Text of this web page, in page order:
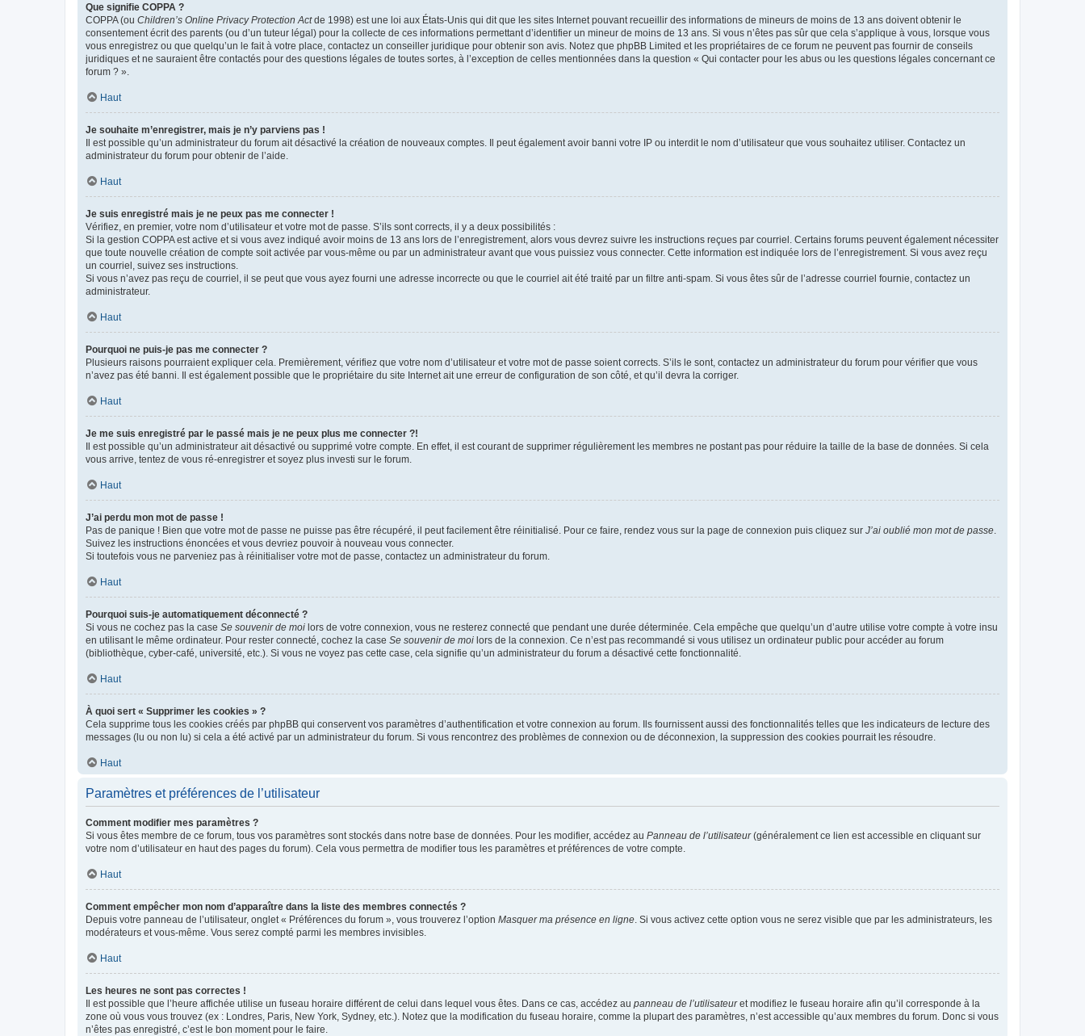
Que signifie COPPA ?
COPPA (ou Children’s Online Privacy Protection Actde 1998) est une loi aux États-Unis qui dit que les sites Internet pouvant recueillir des informations de mineurs de moins de 13 ans doivent obtenir le
consentement écrit des parents (ou d’un tuteur légal) pour la collecte de ces informations permettant d’identifier un mineur de moins de 13 ans. Si vous n’êtes pas sûr que cela s’applique à vous, lorsque vous
vous enregistrez ou que quelqu’un le fait à votre place, contactez un conseiller juridique pour obtenir son avis. Notez que phpBB Limited et les propriétaires de ce forum ne peuvent pas fournir de conseils
juridiques et ne sauraient être contactés pour des questions légales de toutes sortes, à l’exception de celles mentionnées dans la question « Qui contacter pour les abus ou les questions légales concernant ce
forum ? ».
Haut
Je souhaite m’enregistrer, mais je n’y parviens pas !
Il est possible qu’un administrateur du forum ait désactivé la création de nouveaux comptes. Il peut également avoir banni votre IP ou interdit le nom d’utilisateur que vous souhaitez utiliser. Contactez un
administrateur du forum pour obtenir de l’aide.
Haut
Je suis enregistré mais je ne peux pas me connecter !
Vérifiez, en premier, votre nom d’utilisateur et votre mot de passe. S’ils sont corrects, il y a deux possibilités :
Si la gestion COPPA est active et si vous avez indiqué avoir moins de 13 ans lors de l’enregistrement, alors vous devrez suivre les instructions reçues par courriel. Certains forums peuvent également nécessiter
que toute nouvelle création de compte soit activée par vous-même ou par un administrateur avant que vous puissiez vous connecter. Cette information est indiquée lors de l’enregistrement. Si vous avez reçu
un courriel, suivez ses instructions.
Si vous n’avez pas reçu de courriel, il se peut que vous ayez fourni une adresse incorrecte ou que le courriel ait été traité par un filtre anti-spam. Si vous êtes sûr de l’adresse courriel fournie, contactez un
administrateur.
Haut
Pourquoi ne puis-je pas me connecter ?
Plusieurs raisons pourraient expliquer cela. Premièrement, vérifiez que votre nom d’utilisateur et votre mot de passe soient corrects. S’ils le sont, contactez un administrateur du forum pour vérifier que vous
n’avez pas été banni. Il est également possible que le propriétaire du site Internet ait une erreur de configuration de son côté, et qu’il devra la corriger.
Haut
Je me suis enregistré par le passé mais je ne peux plus me connecter ?!
Il est possible qu’un administrateur ait désactivé ou supprimé votre compte. En effet, il est courant de supprimer régulièrement les membres ne postant pas pour réduire la taille de la base de données. Si cela
vous arrive, tentez de vous ré-enregistrer et soyez plus investi sur le forum.
Haut
J’ai perdu mon mot de passe !
Pas de panique ! Bien que votre mot de passe ne puisse pas être récupéré, il peut facilement être réinitialisé. Pour ce faire, rendez vous sur la page de connexion puis cliquez sur J’ai oublié mon mot de passe
Suivez les instructions énoncées et vous devriez pouvoir à nouveau vous connecter.
Si toutefois vous ne parveniez pas à réinitialiser votre mot de passe, contactez un administrateur du forum.
Haut
Pourquoi suis-je automatiquement déconnecté ?
Si vous ne cochez pas la case Se souvenir de moi lors de votre connexion, vous ne resterez connecté que pendant une durée déterminée. Cela empêche que quelqu’un d’autre utilise votre compte à votre insu
en utilisant le même ordinateur. Pour rester connecté, cochez la case Se souvenir de moi lors de la connexion. Ce n’est pas recommandé si vous utilisez un ordinateur public pour accéder au forum
(bibliothèque, cyber-café, université, etc.). Si vous ne voyez pas cette case, cela signifie qu’un administrateur du forum a désactivé cette fonctionnalité.
Haut
À quoi sert « Supprimer les cookies » ?
Cela supprime tous les cookies créés par phpBB qui conservent vos paramètres d’authentification et votre connexion au forum. Ils fournissent aussi des fonctionnalités telles que les indicateurs de lecture des
messages (lu ou non lu) si cela a été activé par un administrateur du forum. Si vous rencontrez des problèmes de connexion ou de déconnexion, la suppression des cookies pourrait les résoudre.
Haut
Paramètres et préférences de l’utilisateur
Comment modifier mes paramètres ?
Si vous êtes membre de ce forum, tous vos paramètres sont stockés dans notre base de données. Pour les modifier, accédez au Panneau de l’utilisateur(généralement ce lien est accessible en cliquant sur
votre nom d’utilisateur en haut des pages du forum). Cela vous permettra de modifier tous les paramètres et préférences de votre compte.
Haut
Comment empêcher mon nom d’apparaître dans la liste des membres connectés ?
Depuis votre panneau de l’utilisateur, onglet « Préférences du forum », vous trouverez l’option Masquer ma présence en ligne . Si vous activez cette option vous ne serez visible que par les administrateurs, les
modérateurs et vous-même. Vous serez compté parmi les membres invisibles.
Haut
Les heures ne sont pas correctes !
Il est possible que l’heure affichée utilise un fuseau horaire différent de celui dans lequel vous êtes. Dans ce cas, accédez au panneau de l’utilisateuret modifiez le fuseau horaire afin qu’il corresponde à la
zone où vous vous trouvez (ex : Londres, Paris, New York, Sydney, etc.). Notez que la modification du fuseau horaire, comme la plupart des paramètres, n’est accessible qu’aux membres du forum. Donc si vous
n’êtes pas enregistré, c’est le bon moment pour le faire.